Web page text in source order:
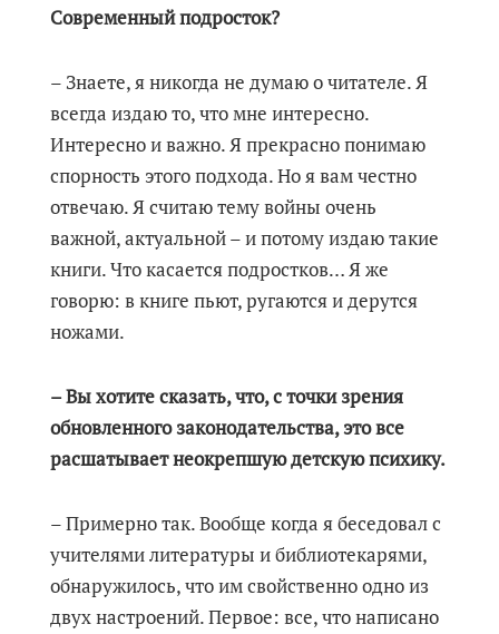
Современный подросток?
– Знаете, я никогда не думаю о читателе. Я
всегда издаю то, что мне интересно.
Интересно и важно. Я прекрасно понимаю
спорность этого подхода. Но я вам честно
отвечаю. Я считаю тему войны очень
важной, актуальной – и потому издаю такие
книги. Что касается подростков… Я же
говорю: в книге пьют, ругаются и дерутся
ножами.
– Вы хотите сказать, что, с точки зрения
обновленного законодательства, это все
расшатывает неокрепшую детскую психику.
– Примерно так. Вообще когда я беседовал с
учителями литературы и библиотекарями,
обнаружилось, что им свойственно одно из
двух настроений. Первое: все, что написано